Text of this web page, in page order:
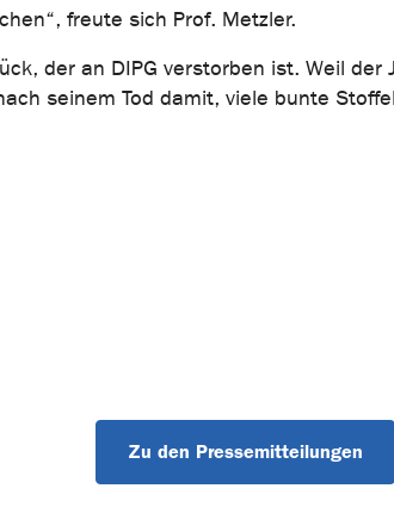
freute sich Prof. Metzler.
der an DIPG verstorben ist. Weil der
seinem Tod damit, viele bunte
Zu den Pressemitteilungen